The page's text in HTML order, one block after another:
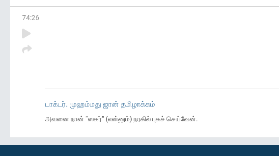
74:26
டாக்டர். முஹம்மது ஜான் தமிழாக்கம்
அவனை நான் “ஸகர்” (என்னும்) நரகில் புகச் செய்வேன்.